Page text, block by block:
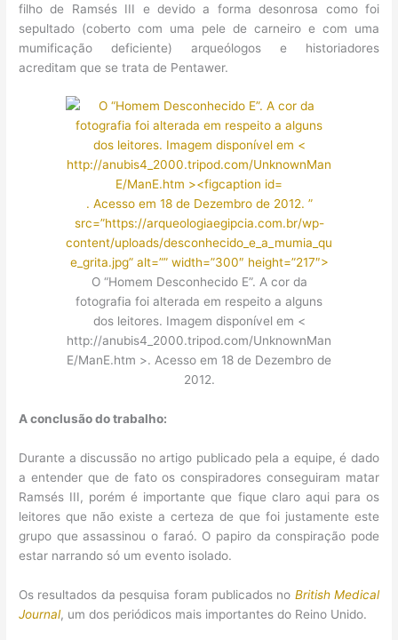
filho de Ramsés III e devido a forma desonrosa como foi
sepultado (coberto com uma pele de carneiro e com uma
mumificação deficiente) arqueólogos e historiadores
acreditam que se trata de Pentawer.
. Acesso em 18 de Dezembro de 2012. ”
src=”https://arqueologiaegipcia.com.br/wp-
content/uploads/desconhecido_e_a_mumia_qu
e_grita.jpg” alt=”” width=”300″ height=”217″>
O “Homem Desconhecido E”. A cor da
fotografia foi alterada em respeito a alguns
dos leitores. Imagem disponível em <
http://anubis4_2000.tripod.com/UnknownMan
E/ManE.htm >. Acesso em 18 de Dezembro de
2012.
A conclusão do trabalho:
Durante a discussão no artigo publicado pela a equipe, é dado
a entender que de fato os conspiradores conseguiram matar
Ramsés III, porém é importante que fique claro aqui para os
leitores que não existe a certeza de que foi justamente este
grupo que assassinou o faraó. O papiro da conspiração pode
estar narrando só um evento isolado.
Os resultados da pesquisa foram publicados no British Medical
Journal, um dos periódicos mais importantes do Reino Unido.